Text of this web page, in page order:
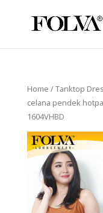
Home /Tanktop
celana pendek
1604VHBD